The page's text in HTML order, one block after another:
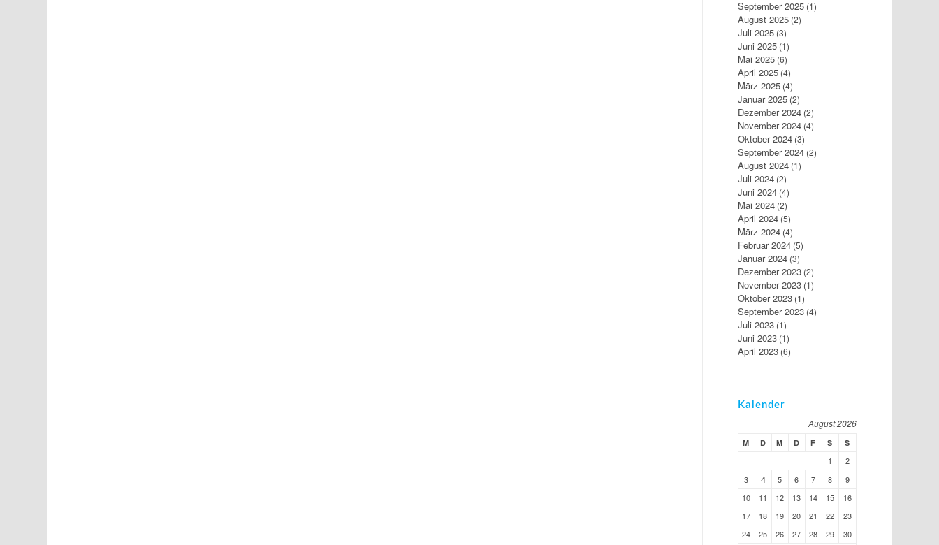
September 2025(1)
August 2025(2)
Juli 2025(3)
Juni 2025(1)
Mai 2025(6)
April 2025(4)
März 2025(4)
Januar 2025(2)
Dezember 2024(2)
November 2024(4)
Oktober 2024(3)
September 2024(2)
August 2024(1)
Juli 2024(2)
Juni 2024(4)
Mai 2024(2)
April 2024(5)
März 2024(4)
Februar 2024(5)
Januar 2024(3)
Dezember 2023(2)
November 2023(1)
Oktober 2023(1)
September 2023(4)
Juli 2023(1)
Juni 2023(1)
April 2023(6)
Kalender
August 2026
M D M D F S S
1
2
3
4 5 6 7 8
9
10
11 12 13 14 15
16
17
18 19 20 21 22
23
24
25 26 27 28 29
30